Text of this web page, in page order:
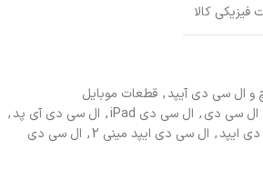
کالا
و ال سی دی آیپد, قطعات موبایل
ال سی دی, ال سی دی iPad , ال سی دی آی پد,
ایپد, ال سی دی ایپد مینی 2 , ال سی دی